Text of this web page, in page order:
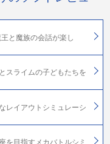
と魔族の会話が楽し
スライムの子どもたちを
レイアウトシミュレーシ
を目指すメカバトルシミ